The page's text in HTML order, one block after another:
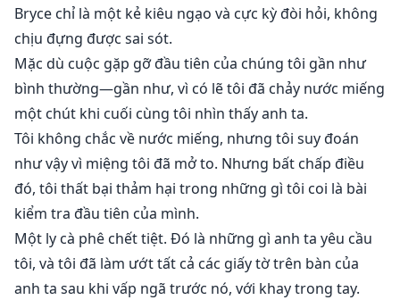
Bryce chỉ là một kẻ kiêu ngạo và cực kỳ đòi hỏi, không
chịu đựng được sai sót.
Mặc dù cuộc gặp gỡ đầu tiên của chúng tôi gần như
bình thường—gần như, vì có lẽ tôi đã chảy nước miếng
một chút khi cuối cùng tôi nhìn thấy anh ta.
Tôi không chắc về nước miếng, nhưng tôi suy đoán
như vậy vì miệng tôi đã mở to. Nhưng bất chấp điều
đó, tôi thất bại thảm hại trong những gì tôi coi là bài
kiểm tra đầu tiên của mình.
Một ly cà phê chết tiệt. Đó là những gì anh ta yêu cầu
tôi, và tôi đã làm ướt tất cả các giấy tờ trên bàn của
anh ta sau khi vấp ngã trước nó, với khay trong tay.